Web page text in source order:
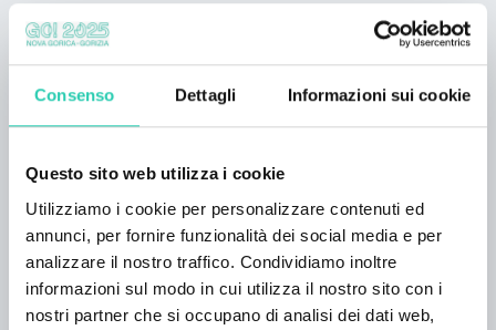
Consenso Dettagli Informazioni sui cookie
Questo sito web utilizza i cookie
Utilizziamo i cookie per personalizzare contenuti ed
annunci, per fornire funzionalità dei social media e per
analizzare il nostro traffico. Condividiamo inoltre
informazioni sul modo in cui utilizza il nostro sito con i
nostri partner che si occupano di analisi dei dati web,
che dispone di una toilette e un bagno con
acqua fredda. Lo chalet offre sistemazioni in
due dormitori comuni e una camera con quattro
letti, per un totale di 48 posti letto per gli ospiti.
Da non perdere:
dal rifugio partono numerosi sentieri con viste
mozzafiato che si snodano sul monte Nanos